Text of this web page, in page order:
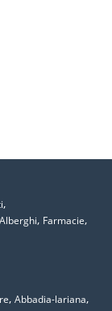
,
Alberghi, Farmacie,
, Abbadia-lariana,